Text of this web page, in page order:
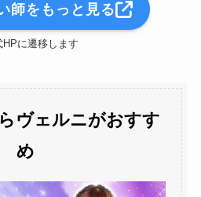
師をもっと見る
に遷移します
ヴェルニがおすす
め